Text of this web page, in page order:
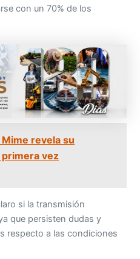
con un 70% de los
Mime revela su
vez
si la transmisión
que persisten dudas y
respecto a las condiciones